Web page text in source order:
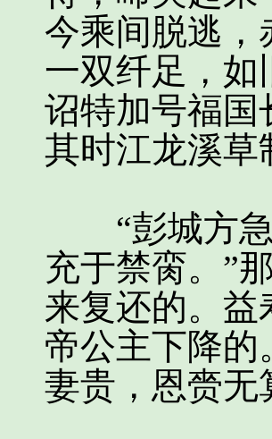
今乘间脱逃，
一双纤足，如
诏特加号福国
其时江龙溪草
“彭城方急
充于禁脔。”
来复还的。益
帝公主下降的
妻贵，恩赍无